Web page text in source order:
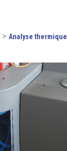
> Analyse thermique